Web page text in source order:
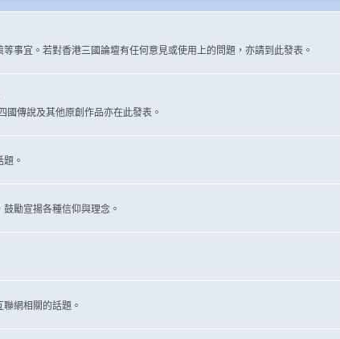
事宜。若對香港三國論壇有任何意見或使用上的問題，亦請到此發表。
傳說及其他原創作品亦在此發表。
。
勵宣揚各種信仰與理念。
網相關的話題。